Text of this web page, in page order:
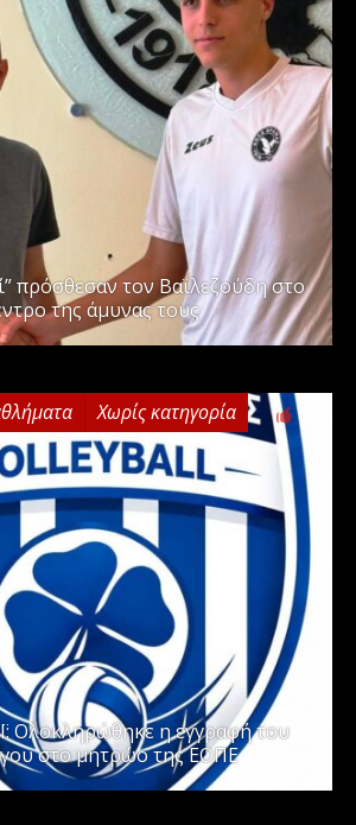
πρόσθεσαν τον Βαϊλεζούδη στο
της άμυνας τους
Χωρίς κατηγορία 0
Ολοκληρώθηκε η εγγραφή του
στο μητρώο της ΕΟΠΕ